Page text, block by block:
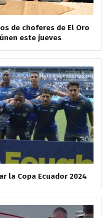
de choferes de El Oro
este jueves
la Copa Ecuador 2024